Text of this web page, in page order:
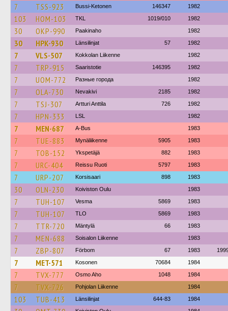
7 TSS-923 Bussi-Ketonen 146347 1982
103 HOM-103 TKL 1019/010 1982
30 OKP-990 Paakinaho 1982
30 HPK-930 Länsilinjat 57 1982
7 VLS-507 Kokkolan Liikenne 1982
7 TRP-915 Saaristotie 146395 1982
7 UOM-772 Разные города 1982
7 OLA-730 Nevakivi 2185 1982
7 TSJ-307 Artturi Anttila 726 1982
7 HPN-333 LSL 1982
7 MEN-687 A-Bus 1983
7 TUE-883 Mynäliikenne 5905 1983
7 TOB-152 Ykspetäjä 882 1983
7 URC-404 Reissu Ruoti 5797 1983
7 URP-207 Korsisaari 898 1983
30 OLN-230 Koiviston Oulu 1983
7 TUH-107 Vesma 5869 1983
7 TUH-107 TLO 5869 1983
7 TTR-720 Mäntylä 66 1983
7 MEN-688 Soisalon Liikenne 1983
7 ZBP-807 Förbom 67 1983
7 MET-571 Kosonen 70684 1984
7 TVX-777 Osmo Aho 1048 1984
7 TVX-726 Pohjolan Liikenne 1984
103 TUB-413 Länsilinjat 644-83 1984